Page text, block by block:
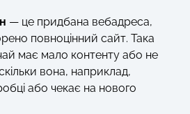
— це придбана вебадреса,
повноцінний сайт. Така
має мало контенту або не
вона, наприклад,
або чекає на нового